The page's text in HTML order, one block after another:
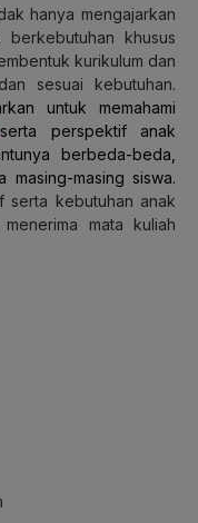
hanya mengajarkan
berkebutuhan khusus
kurikulum dan
sesuai kebutuhan.
untuk memahami
serta perspektif anak
berbeda-beda,
masing siswa.
serta kebutuhan anak
mata kuliah